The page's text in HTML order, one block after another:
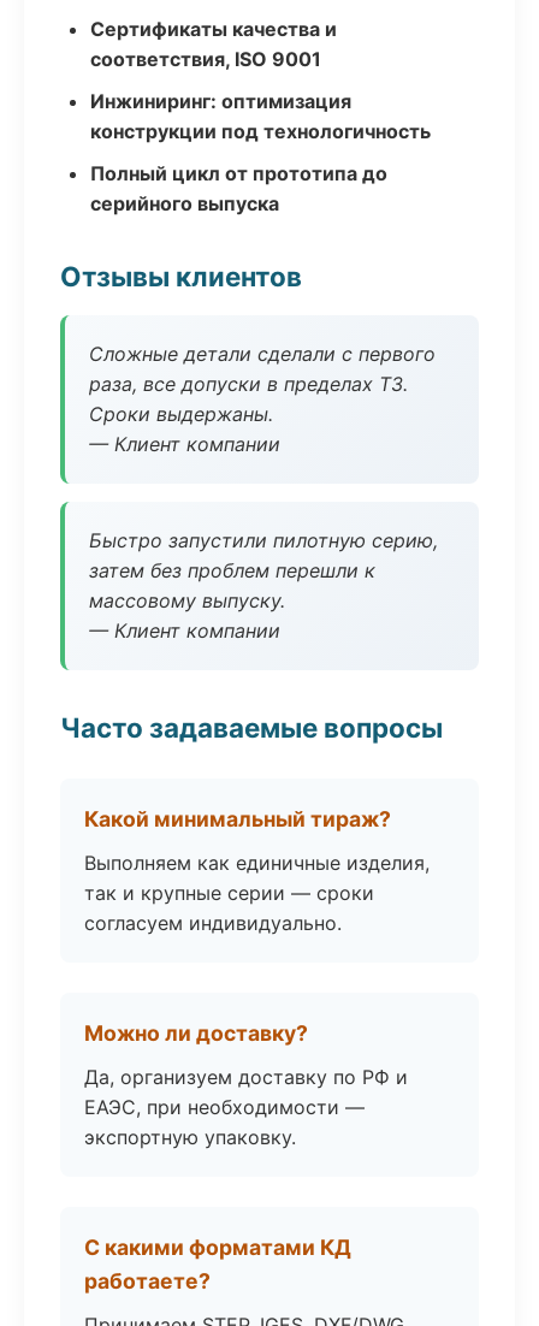
Сертификаты качества и
соответствия, ISO 9001
Инжиниринг: оптимизация
конструкции под технологичность
Полный цикл от прототипа до
серийного выпуска
Отзывы клиентов
Сложные детали сделали с первого
раза, все допуски в пределах ТЗ.
Сроки выдержаны.
— Клиент компании
Быстро запустили пилотную серию,
затем без проблем перешли к
массовому выпуску.
— Клиент компании
Часто задаваемые вопросы
Какой минимальный тираж?
Выполняем как единичные изделия,
так и крупные серии — сроки
согласуем индивидуально.
Можно ли доставку?
Да, организуем доставку по РФ и
ЕАЭС, при необходимости —
экспортную упаковку.
С какими форматами КД
работаете?